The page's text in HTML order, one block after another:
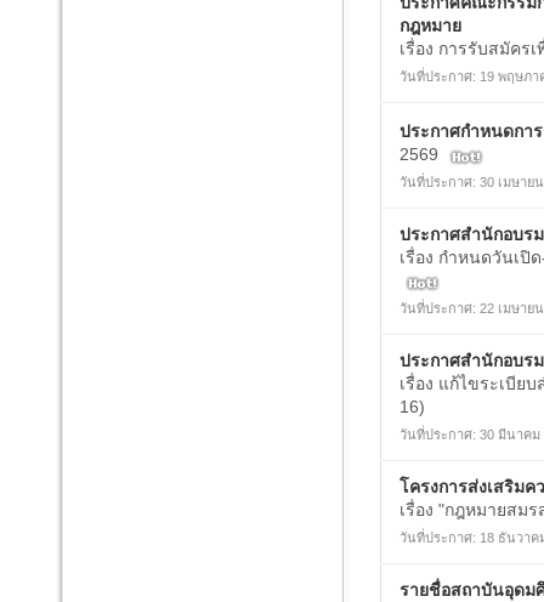
กฎหมาย
เรื่อง การรับสมัคร
วันที่ประกาศ: 19 พฤษภา
ประกาศกำหนดกา
2569
วันที่ประกาศ: 30 เมษาย
ประกาศสำนักอบร
เรื่อง กำหนดวันเปิ
วันที่ประกาศ: 22 เมษาย
ประกาศสำนักอบร
เรื่อง แก้ไขระเบีย
16)
วันที่ประกาศ: 30 มีนาคม
โครงการส่งเสริม
เรื่อง "กฎหมายสมร
วันที่ประกาศ: 18 ธันวาค
รายชื่อสถาบันอุดม